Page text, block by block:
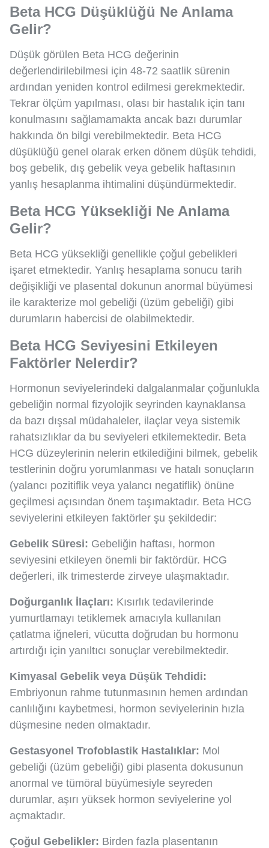
Beta HCG Düşüklüğü Ne Anlama
Gelir?
Düşük görülen Beta HCG değerinin
değerlendirilebilmesi için 48-72 saatlik sürenin
ardından yeniden kontrol edilmesi gerekmektedir.
Tekrar ölçüm yapılması, olası bir hastalık için tanı
konulmasını sağlamamakta ancak bazı durumlar
hakkında ön bilgi verebilmektedir. Beta HCG
düşüklüğü genel olarak erken dönem düşük tehdidi,
boş gebelik, dış gebelik veya gebelik haftasının
yanlış hesaplanma ihtimalini düşündürmektedir.
Beta HCG Yüksekliği Ne Anlama
Gelir?
Beta HCG yüksekliği genellikle çoğul gebelikleri
işaret etmektedir. Yanlış hesaplama sonucu tarih
değişikliği ve plasental dokunun anormal büyümesi
ile karakterize mol gebeliği (üzüm gebeliği) gibi
durumların habercisi de olabilmektedir.
Beta HCG Seviyesini Etkileyen
Faktörler Nelerdir?
Hormonun seviyelerindeki dalgalanmalar çoğunlukla
gebeliğin normal fizyolojik seyrinden kaynaklansa
da bazı dışsal müdahaleler, ilaçlar veya sistemik
rahatsızlıklar da bu seviyeleri etkilemektedir. Beta
HCG düzeylerinin nelerin etkilediğini bilmek, gebelik
testlerinin doğru yorumlanması ve hatalı sonuçların
(yalancı pozitiflik veya yalancı negatiflik) önüne
geçilmesi açısından önem taşımaktadır. Beta HCG
seviyelerini etkileyen faktörler şu şekildedir:
Gebelik Süresi: Gebeliğin haftası, hormon
seviyesini etkileyen önemli bir faktördür. HCG
değerleri, ilk trimesterde zirveye ulaşmaktadır.
Doğurganlık İlaçları: Kısırlık tedavilerinde
yumurtlamayı tetiklemek amacıyla kullanılan
çatlatma iğneleri, vücutta doğrudan bu hormonu
artırdığı için yanıltıcı sonuçlar verebilmektedir.
Kimyasal Gebelik veya Düşük Tehdidi:
Embriyonun rahme tutunmasının hemen ardından
canlılığını kaybetmesi, hormon seviyelerinin hızla
düşmesine neden olmaktadır.
Gestasyonel Trofoblastik Hastalıklar: Mol
gebeliği (üzüm gebeliği) gibi plasenta dokusunun
anormal ve tümöral büyümesiyle seyreden
durumlar, aşırı yüksek hormon seviyelerine yol
açmaktadır.
Çoğul Gebelikler: Birden fazla plasentanın